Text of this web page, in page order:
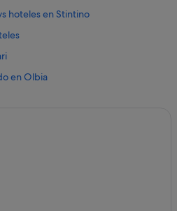
hoteles en Stintino
en Olbia